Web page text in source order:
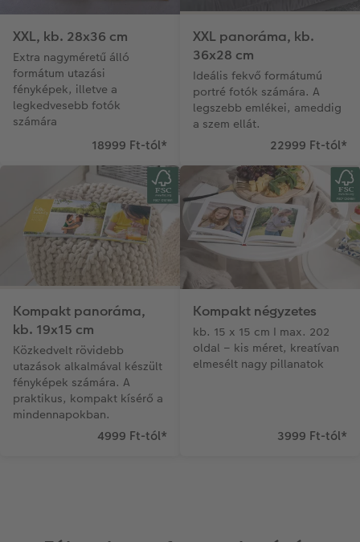
XXL, kb. 28x36 cm
Extra nagyméretű álló
formátum utazási
fényképek, illetve a
legkedvesebb fotók
számára
18999 Ft-tól*
XXL panoráma, kb.
36x28 cm
Ideális fekvő formátumú
portré fotók számára. A
legszebb emlékei, ameddig
a szem ellát.
22999 Ft-tól*
Kompakt panoráma,
kb. 19x15 cm
Közkedvelt rövidebb
utazások alkalmával készült
fényképek számára. A
praktikus, kompakt kísérő a
mindennapokban.
4999 Ft-tól*
Kompakt négyzetes
kb. 15 x 15 cm I max. 202
oldal – kis méret, kreatívan
elmesélt nagy pillanatok
3999 Ft-tól*